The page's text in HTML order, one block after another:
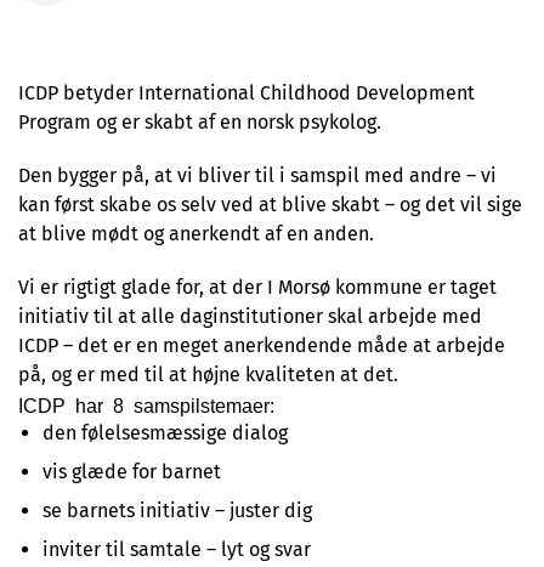
ICDP betyder International Childhood Development
Program og er skabt af en norsk psykolog.
Den bygger på, at vi bliver til i samspil med andre – vi
kan først skabe os selv ved at blive skabt – og det vil sige
at blive mødt og anerkendt af en anden.
Vi er rigtigt glade for, at der I Morsø kommune er taget
initiativ til at alle daginstitutioner skal arbejde med
ICDP – det er en meget anerkendende måde at arbejde
på, og er med til at højne kvaliteten at det.
ICDP har 8 samspilstemaer:
den følelsesmæssige dialog
vis glæde for barnet
se barnets initiativ – juster dig
inviter til samtale – lyt og svar